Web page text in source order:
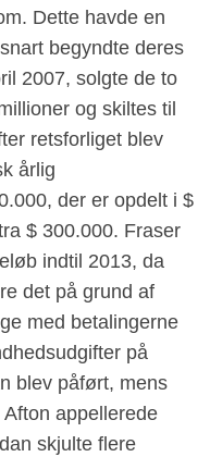
Dette havde en
begyndte deres
2007, solgte de to
og skiltes til
retsforliget blev
årlig
der er opdelt i $
$ 300.000. Fraser
indtil 2013, da
det på grund af
med betalingerne
på
blev påført, mens
appellerede
skjulte flere